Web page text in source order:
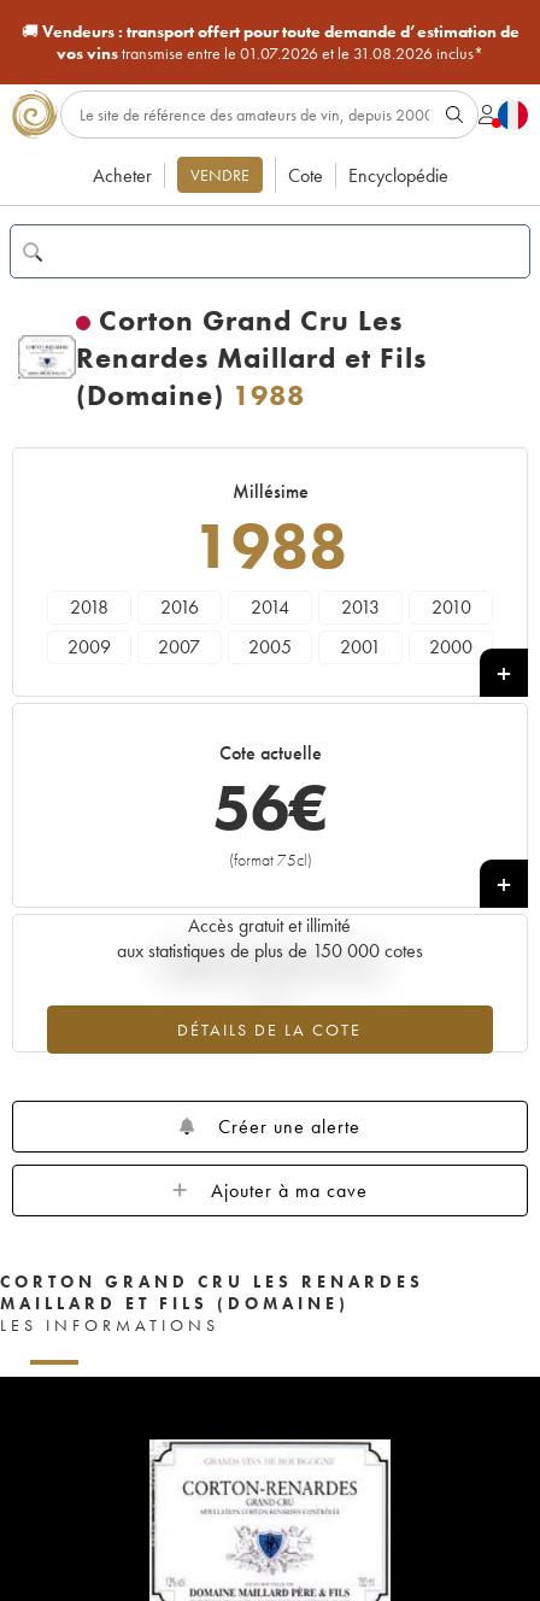
🚚Vendeurs : transport offert pour toute demande d’estimation de
vos vinstransmise entre le 01.07.2026 et le 31.08.2026 inclus*
Acheter VENDRE Cote Encyclopédie
Corton Grand Cru Les
Renardes Maillard et Fils
(Domaine) 1988
Millésime
1988
2018 2016 2014 2013
2010
2009
2007 2005 2001
2000
Cote actuelle
56€
(format 75cl)
+
Accès gratuit et illimité
aux statistiques de plus de 150 000 cotes
DÉTAILS DE LA COTE
Tendance actuelle de la cote
Créer une alerte
Ajouter à ma cave
CORTON GRAND CRU LES RENARDES
MAILLARD ET FILS (DOMAINE)
LES INFORMATIONS